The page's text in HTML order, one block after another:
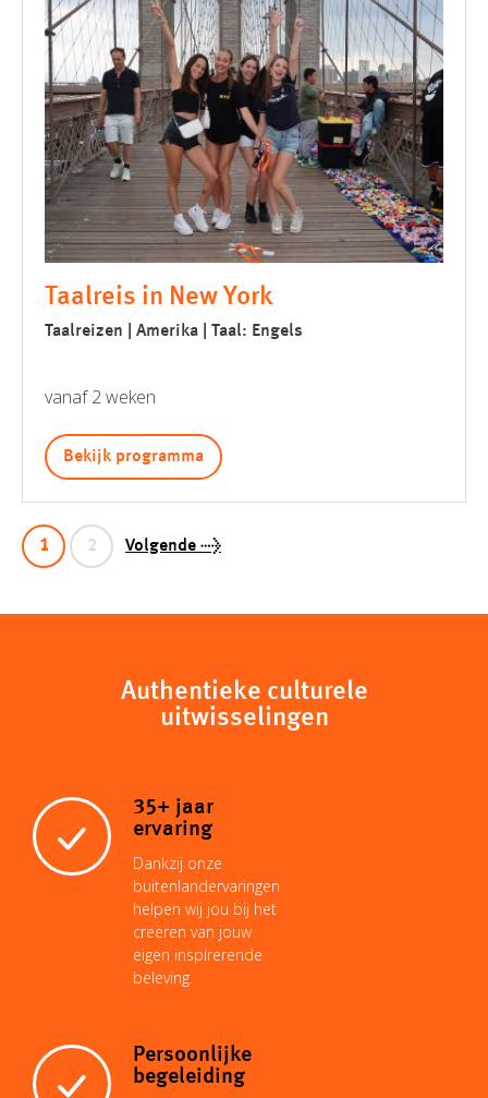
Taalreis in New York
Taalreizen | Amerika | Taal: Engels
vanaf 2 weken
Bekijk programma
Pagina
1 Pagina
2 Volgende →
Authentieke culturele
uitwisselingen
35+ jaar
ervaring
Dankzij onze
buitenlandervaringen
helpen wij jou bij het
creëren van jouw
eigen inspirerende
beleving.
Persoonlijke
begeleiding